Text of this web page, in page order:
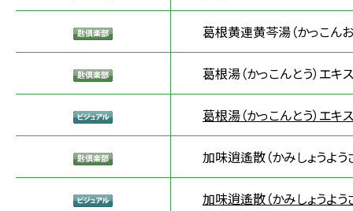
葛根黄連黄芩湯（かっこん
葛根湯（かっこんとう）エキ
葛根湯（かっこんとう）エキ
加味逍遙散（かみしょうよう
加味逍遙散（かみしょうよう